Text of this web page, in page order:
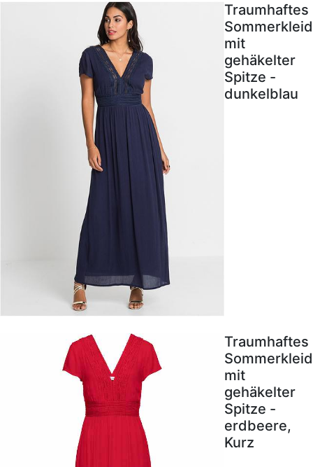
Traumhaftes
Sommerkleid
mit
gehäkelter
Spitze -
dunkelblau
Traumhaftes
Sommerkleid
mit
gehäkelter
Spitze -
erdbeere,
Kurz